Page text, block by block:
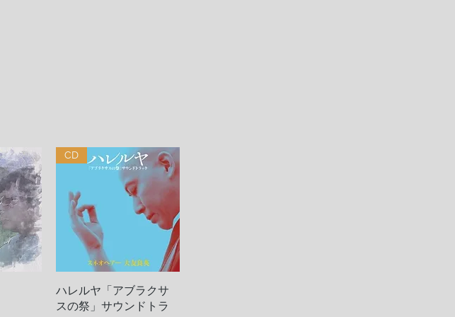
Quick View
CD
ハレルヤ「アブラクサ
スの祭」サウンドトラ